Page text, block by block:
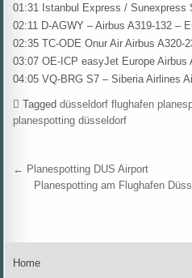
01:31 Istanbul Express / Sunexpress
02:11 D-AGWY – Airbus A319-132 –
02:35 TC-ODE Onur Air Airbus A320-
03:07 OE-ICP easyJet Europe Airbus
04:05 VQ-BRG S7 – Siberia Airlines
Taggeddüsseldorf flughafen
planespotting düsseldorf
← Planespotting DUS Airport
Planespotting am Flughafen
Home